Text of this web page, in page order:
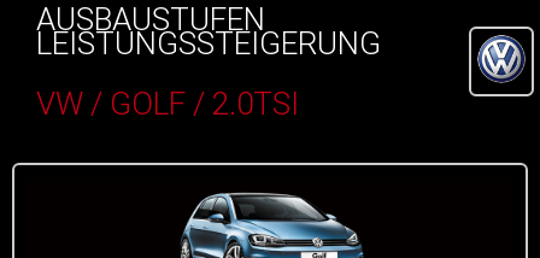
AUSBAUSTUFEN
LEISTUNGSSTEIGERUNG
VW / GOLF / 2.0TSI